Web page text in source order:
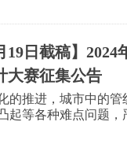
19日截稿】2024
大赛征集公告
的推进，城市中的
起等各种难点问题，
检查井（又称窨井